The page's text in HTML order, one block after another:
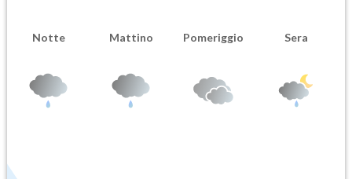
Notte Mattino Pomeriggio Sera